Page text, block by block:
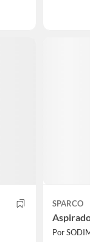
SPARCO
Por